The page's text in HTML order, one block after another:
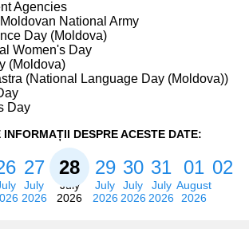
Agencies
National Army
Day (Moldova)
Women's Day
(Moldova)
(National Language Day (Moldova))
Day
INFORMAȚII DESPRE ACESTE DATE:
27
July
2026
28
July
2026
29
July
2026
30
July
2026
31
July
2026
01
August
2026
02